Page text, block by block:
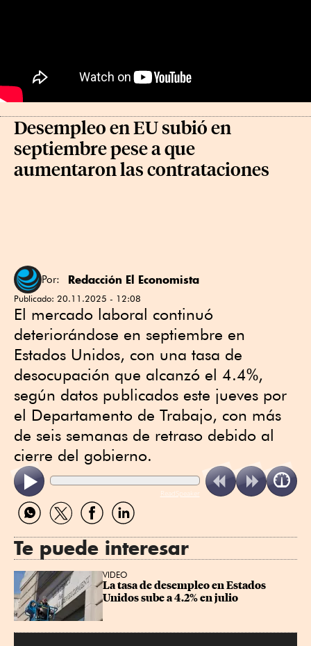
Desempleo en EU subió en
septiembre pese a que
aumentaron las contrataciones
Por: Redacción El Economista
Publicado: 20.11.2025 - 12:08
El mercado laboral continuó
deteriorándose en septiembre en
Estados Unidos, con una tasa de
desocupación que alcanzó el 4.4%,
según datos publicados este jueves por
el Departamento de Trabajo, con más
de seis semanas de retraso debido al
cierre del gobierno.
ReadSpeaker
Compartir
por
Compartir
por
Compartir
por
Compartir
por
Te puede interesar
VIDEO
La tasa de desempleo en Estados
Unidos sube a 4.2% en julio